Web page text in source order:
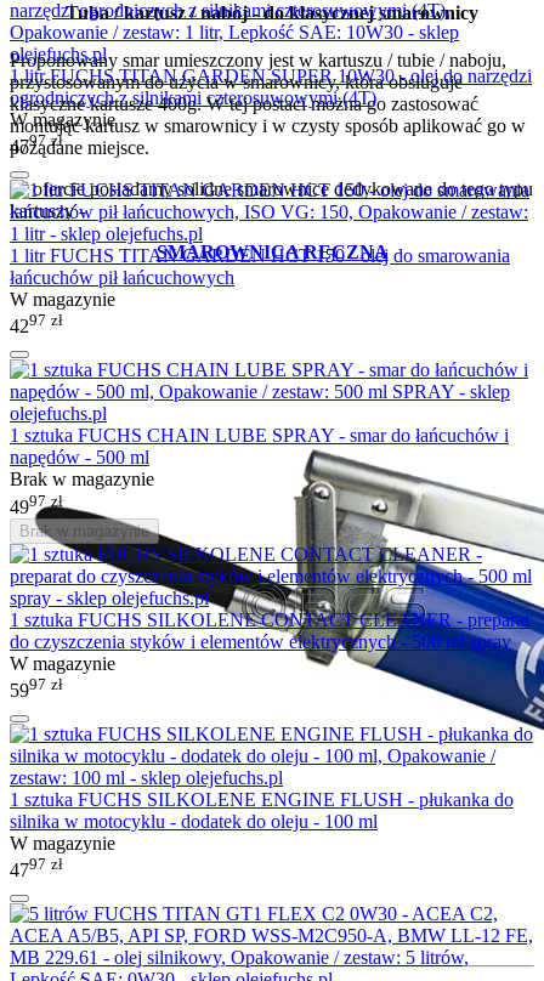
Tuba / kartusz / nabój - do klasycznej smarownicy
Proponowany smar umieszczony jest w kartuszu / tubie / naboju,
przystosowanym do użycia w smarownicy, która obsługuje
klasyczne kartusze 400g. W tej postaci można go zastosować
montując kartusz w smarownicy i w czysty sposób aplikować go w
pożądane miejsce.
W ofercie posiadamy solidne smarownice dedykowane do tego typu
kartuszy -
SMAROWNICA RĘCZNA
1 litr FUCHS TITAN GARDEN SUPER 10W30 - olej do narzędzi
ogrodniczych z silnikami czterosuwowymi (4T)
W magazynie
4797 zł
1 litr FUCHS TITAN GARDEN HCT 150 - olej do smarowania
łańcuchów pił łańcuchowych
W magazynie
4297 zł
1 sztuka FUCHS CHAIN LUBE SPRAY - smar do łańcuchów i
napędów - 500 ml
Brak w magazynie
4997 zł
Brak w magazynie
1 sztuka FUCHS SILKOLENE CONTACT CLEANER - preparat
do czyszczenia styków i elementów elektrycznych - 500 ml spray
W magazynie
5997 zł
1 sztuka FUCHS SILKOLENE ENGINE FLUSH - płukanka do
silnika w motocyklu - dodatek do oleju - 100 ml
W magazynie
4797 zł